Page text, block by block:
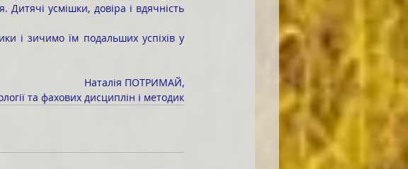
усмішки, довіра і вдячність
Наталія ПОТРИМАЙ,
та фахових дисциплін і методик